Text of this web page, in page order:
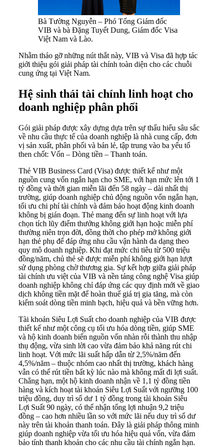
Bà Tường Nguyễn – Phó Tổng Giám đốc
VIB và bà Đặng Tuyết Dung, Giám đốc Visa
Việt Nam và Lào.
Nhằm tháo gỡ những nút thắt này, VIB và Visa đã hợp tác
giới thiệu gói giải pháp tài chính toàn diện cho các chuỗi
cung ứng tại Việt Nam.
Hệ sinh thái tài chính linh hoạt cho
doanh nghiệp phân phối
Gói giải pháp được xây dựng dựa trên sự thấu hiểu sâu sắc
về nhu cầu thực tế của doanh nghiệp là nhà cung cấp, đơn
vị sản xuất, phân phối và bán lẻ, tập trung vào ba yếu tố
then chốt: Vốn – Dòng tiền – Thanh toán.
Thẻ VIB Business Card (Visa) được thiết kế như một
nguồn cung vốn ngắn hạn cho SME, với hạn mức lên tới 1
tỷ đồng và thời gian miễn lãi đến 58 ngày – dài nhất thị
trường, giúp doanh nghiệp chủ động nguồn vốn ngắn hạn,
tối ưu chi phí tài chính và đảm bảo hoạt động kinh doanh
không bị gián đoạn. Thẻ mang đến sự linh hoạt với lựa
chọn tích lũy điểm thưởng không giới hạn hoặc miễn phí
thường niên trọn đời, đồng thời cho phép mở không giới
hạn thẻ phụ để đáp ứng nhu cầu vận hành đa dạng theo
quy mô doanh nghiệp. Khi đạt mức chi tiêu từ 500 triệu
đồng/năm, chủ thẻ sẽ được miễn phí không giới hạn lượt
sử dụng phòng chờ thương gia. Sự kết hợp giữa giải pháp
tài chính ưu việt của VIB và nền tảng công nghệ Visa giúp
doanh nghiệp không chỉ đáp ứng các quy định mới về giao
dịch không tiền mặt để hoàn thuế giá trị gia tăng, mà còn
kiểm soát dòng tiền minh bạch, hiệu quả và bền vững hơn.
Tài khoản Siêu Lợi Suất cho doanh nghiệp của VIB được
thiết kế như một công cụ tối ưu hóa dòng tiền, giúp SME
và hộ kinh doanh biến nguồn vốn nhàn rỗi thành thu nhập
thụ động, vừa sinh lời cao vừa đảm bảo khả năng rút chi
linh hoạt. Với mức lãi suất hấp dẫn từ 2,5%/năm đến
4,5%/năm – thuộc nhóm cao nhất thị trường, khách hàng
vẫn có thể rút tiền bất kỳ lúc nào mà không mất đi lợi suất.
Chẳng hạn, một hộ kinh doanh nhận về 1,1 tỷ đồng tiền
hàng và kích hoạt tài khoản Siêu Lợi Suất với ngưỡng 100
triệu đồng, duy trì số dư 1 tỷ đồng trong tài khoản Siêu
Lợi Suất 90 ngày, có thể nhận tổng lợi nhuận 9,2 triệu
đồng – cao hơn nhiều lần so với mức lãi nếu duy trì số dư
này trên tài khoản thanh toán. Đây là giải pháp thông minh
giúp doanh nghiệp vừa tối ưu hóa hiệu quả vốn, vừa đảm
bảo tính thanh khoản cho các nhu cầu tài chính ngắn hạn.